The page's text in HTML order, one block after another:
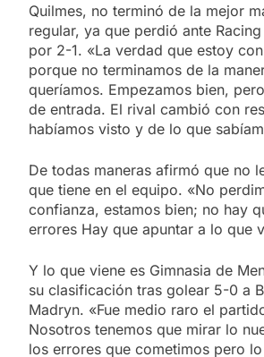
Quilmes, no terminó de la mejor
regular, ya que perdió ante
por 2-1. «La verdad que estoy
porque no terminamos de la
queríamos. Empezamos bien,
de entrada. El rival cambió con
habíamos visto y de lo que
De todas maneras afirmó que no
que tiene en el equipo. «No
confianza, estamos bien; no hay
errores Hay que apuntar a lo que
Y lo que viene es Gimnasia de
su clasificación tras golear 5-0 a
Madryn. «Fue medio raro el
Nosotros tenemos que mirar lo
los errores que cometimos pero